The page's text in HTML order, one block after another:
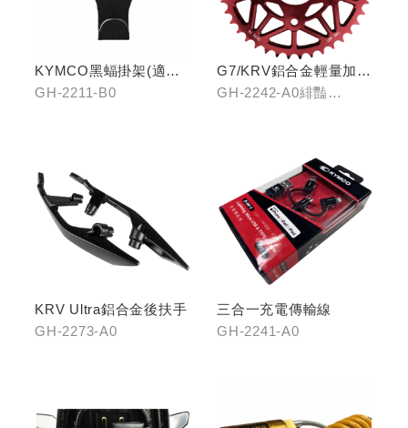
KYMCO黑蝠掛架(適用
原車可收折掛
GH-2211-B0
G7/KRV鋁合金輕量加大
齒盤40T
GH-2242-A0緋豔
KRV Ultra鋁合金後扶手
GH-2273-A0
三合一充電傳輸線
GH-2241-A0